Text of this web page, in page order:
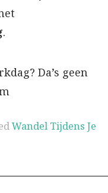
.
Da’s geen
Wandel Tijdens Je